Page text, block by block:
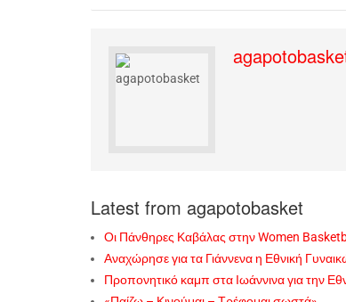
Latest from agapotobasket
Οι Πάνθηρες Καβάλας στην Women
Αναχώρησε για τα Γιάννενα η Εθνική
Προπονητικό καμπ στα Ιωάννινα για την